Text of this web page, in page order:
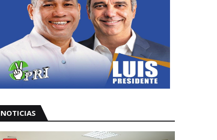
NOTICIAS